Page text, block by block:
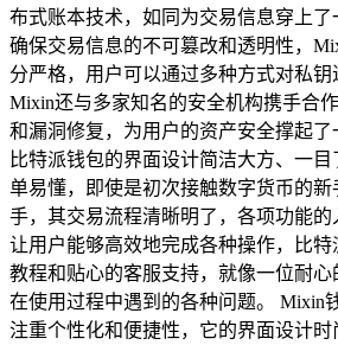
布式账本技术，如同为交易信息穿上了
确保交易信息的不可篡改和透明性，
分严格，用户可以通过多种方式对私钥
Mixin还与多家知名的安全机构携手合
和漏洞修复，为用户的资产安全撑起了
比特派钱包的界面设计简洁大方、一
单易懂，即使是初次接触数字货币的
手，其交易流程清晰明了，各项功能的
让用户能够高效地完成各种操作，比特
教程和贴心的客服支持，就像一位耐
在使用过程中遇到的各种问题。 Mixin
注重个性化和便捷性，它的界面设计